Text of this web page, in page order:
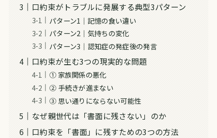
口約束がトラブルに発展する典型3パターン
パターン1｜記憶の食い違い
パターン2｜気持ちの変化
パターン3｜認知症の発症後の発言
口約束が生む3つの現実的な問題
① 家族関係の悪化
② 手続きが進まない
③ 思い通りにならない可能性
なぜ親世代は「書面に残さない」のか
口約束を「書面」に残すための3つの方法